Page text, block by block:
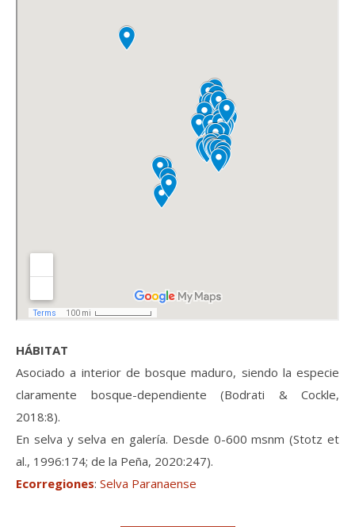
HÁBITAT
Asociado a interior de bosque maduro, siendo la especie
claramente bosque-dependiente (Bodrati & Cockle,
2018:8).
En selva y selva en galería. Desde 0-600 msnm (Stotz et
al., 1996:174; de la Peña, 2020:247).
Ecorregiones: Selva Paranaense